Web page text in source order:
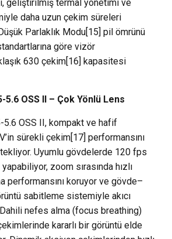
geliştirilmiş termal yönetimi ve
daha uzun çekim süreleri
Parlaklık Modu[15] pil ömrünü
göre vizör
630 çekim[16] kapasitesi
5.6 OSS II – Çok Yönlü Lens
5.6 OSS II, kompakt ve hafif
sürekli çekim[17] performansını
Uyumlu gövdelerde 120 fps
zoom sırasında hızlı
performansını koruyor ve gövde–
sabitleme sistemiyle akıcı
nefes alma (focus breathing)
kararlı bir görüntü elde